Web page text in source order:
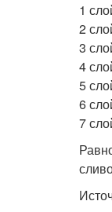
1
2
3
4
5
6
7